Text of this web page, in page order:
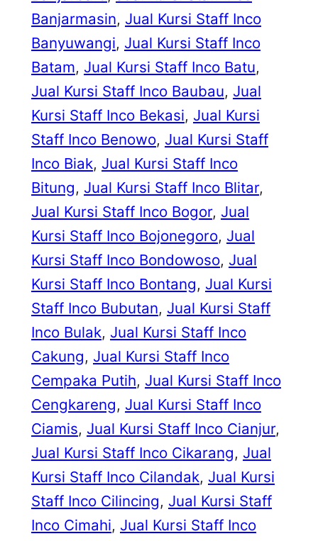
Banjarmasin, Jual Kursi Staff Inco
Banyuwangi, Jual Kursi Staff Inco
Batam, Jual Kursi Staff Inco Batu
Jual Kursi Staff Inco Baubau, Jual
Kursi Staff Inco Bekasi, Jual Kursi
Staff Inco Benowo, Jual Kursi Staff
Inco Biak, Jual Kursi Staff Inco
Bitung, Jual Kursi Staff Inco Blitar
Jual Kursi Staff Inco Bogor, Jual
Kursi Staff Inco Bojonegoro, Jual
Kursi Staff Inco Bondowoso, Jual
Kursi Staff Inco Bontang, Jual Kursi
Staff Inco Bubutan, Jual Kursi Staff
Inco Bulak, Jual Kursi Staff Inco
Cakung, Jual Kursi Staff Inco
Cempaka Putih, Jual Kursi Staff Inco
Cengkareng, Jual Kursi Staff Inco
Ciamis, Jual Kursi Staff Inco Cianjur
Jual Kursi Staff Inco Cikarang, Jual
Kursi Staff Inco Cilandak, Jual Kursi
Staff Inco Cilincing, Jual Kursi Staff
Inco Cimahi, Jual Kursi Staff Inco